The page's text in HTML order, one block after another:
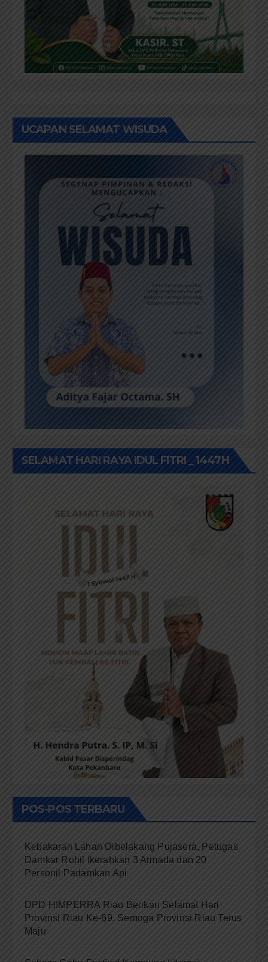
UCAPAN SELAMAT WISUDA
SELAMAT HARI RAYA IDUL FITRI _ 1447H
POS-POS TERBARU
Kebakaran Lahan Dibelakang Pujasera, Petugas
Damkar Rohil ikerahkan 3 Armada dan 20
Personil Padamkan Api
DPD HIMPERRA Riau Berikan Selamat Hari
Provinsi Riau Ke-69, Semoga Provinsi Riau Terus
Maju